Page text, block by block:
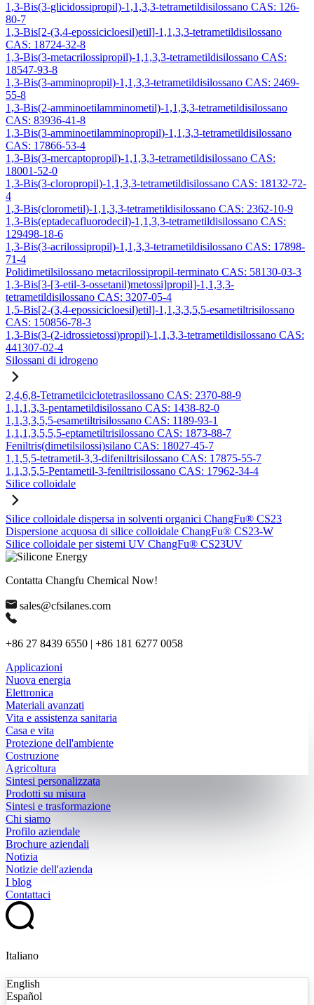
1,3-Bis(3-glicidossipropil)-1,1,3,3-tetrametildisilossano CAS: 126-
80-7
1,3-Bis[2-(3,4-epossicicloesil)etil]-1,1,3,3-tetrametildisilossano
CAS: 18724-32-8
1,3-Bis(3-metacrilossipropil)-1,1,3,3-tetrametildisilossano CAS:
18547-93-8
1,3-Bis(3-amminopropil)-1,1,3,3-tetrametildisilossano CAS: 2469-
55-8
1,3-Bis(2-amminoetilamminometil)-1,1,3,3-tetrametildisilossano
CAS: 83936-41-8
1,3-Bis(3-amminoetilamminopropil)-1,1,3,3-tetrametildisilossano
CAS: 17866-53-4
1,3-Bis(3-mercaptopropil)-1,1,3,3-tetrametildisilossano CAS:
18001-52-0
1,3-Bis(3-cloropropil)-1,1,3,3-tetrametildisilossano CAS: 18132-72-
4
1,3-Bis(clorometil)-1,1,3,3-tetrametildisilossano CAS: 2362-10-9
1,3-Bis(eptadecafluorodecil)-1,1,3,3-tetrametildisilossano CAS:
129498-18-6
1,3-Bis(3-acrilossipropil)-1,1,3,3-tetrametildisilossano CAS: 17898-
71-4
Polidimetilsilossano metacrilossipropil-terminato CAS: 58130-03-3
1,3-Bis[3-[3-etil-3-ossetanil)metossi]propil]-1,1,3,3-
tetrametildisilossano CAS: 3207-05-4
1,5-Bis[2-(3,4-epossicicloesil)etil]-1,1,3,3,5,5-esametiltrisilossano
CAS: 150856-78-3
1,3-Bis(3-(2-idrossietossi)propil)-1,1,3,3-tetrametildisilossano CAS:
441307-02-4
Silossani di idrogeno
2,4,6,8-Tetrametilciclotetrasilossano CAS: 2370-88-9
1,1,1,3,3-pentametildisilossano CAS: 1438-82-0
1,1,3,3,5,5-esametiltrisilossano CAS: 1189-93-1
1,1,1,3,5,5,5-eptametiltrisilossano CAS: 1873-88-7
Feniltris(dimetilsilossi)silano CAS: 18027-45-7
1,1,5,5-tetrametil-3,3-difeniltrisilossano CAS: 17875-55-7
1,1,3,5,5-Pentametil-3-feniltrisilossano CAS: 17962-34-4
Silice colloidale
Silice colloidale dispersa in solventi organici ChangFu® CS23
Dispersione acquosa di silice colloidale ChangFu® CS23-W
Silice colloidale per sistemi UV ChangFu® CS23UV
Contatta Changfu Chemical Now!
sales@cfsilanes.com
+86 27 8439 6550 | +86 181 6277 0058
Applicazioni
Nuova energia
Elettronica
Materiali avanzati
Vita e assistenza sanitaria
Casa e vita
Protezione dell'ambiente
Costruzione
Agricoltura
Sintesi personalizzata
Prodotti su misura
Sintesi e trasformazione
Chi siamo
Profilo aziendale
Brochure aziendali
Notizia
Notizie dell'azienda
I blog
Contattaci
Italiano
English
Español